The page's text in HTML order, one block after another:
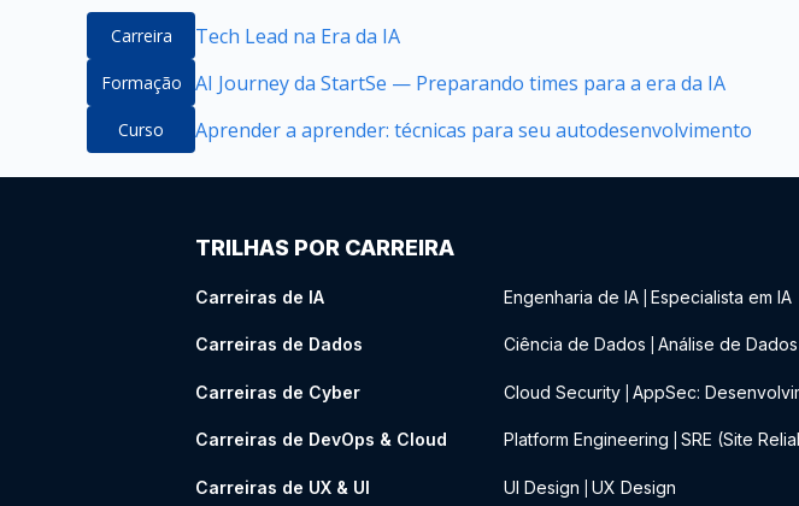
Carreira Tech Lead na Era da IA
Formação AI Journey da StartSe — Preparando times para a era da IA
Curso Aprender a aprender: técnicas para seu autodesenvolvimento
TRILHAS POR CARREIRA
Carreiras de IA Engenharia de IA Especialista em IA
Carreiras de Dados Ciência de Dados Análise de Dados
Carreiras de Cyber Cloud Security AppSec:
Carreiras de DevOps & Cloud Platform Engineering SRE (Site
Carreiras de UX & UI UI Design UX Design